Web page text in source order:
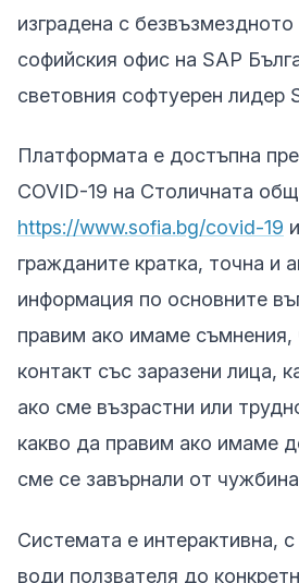
изградена с
софийския офис на SAP
световния софтуерен лидер
Платформата е достъпна
COVID-19 на Столичната
https://www.sofia.bg/covid-19
гражданите кратка, точна и
информация по основните
правим ако имаме съмнения,
контакт със заразени лица,
ако сме възрастни или
какво да правим ако имаме
сме се завърнали от
Системата е интерактивна, с
води ползвателя до